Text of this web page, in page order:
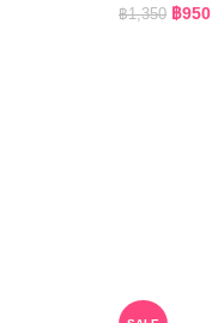
฿1,350 ฿950